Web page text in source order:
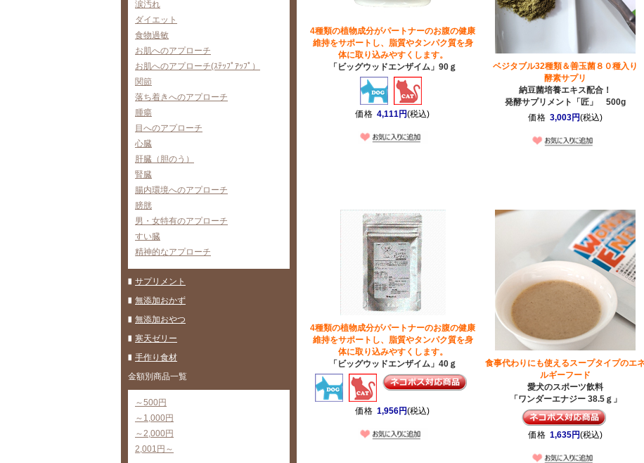
涙汚れ
ダイエット
食物過敏
お肌へのアプローチ
お肌へのアプローチ(ｽﾃｯﾌﾟｱｯﾌﾟ）
関節
落ち着きへのアプローチ
腫瘍
目へのアプローチ
心臓
肝臓（胆のう）
腎臓
腸内環境へのアプローチ
膀胱
男・女特有のアプローチ
すい臓
精神的なアプローチ
サプリメント
無添加おかず
無添加おやつ
寒天ゼリー
手作り食材
金額別商品一覧
～500円
～1,000円
～2,000円
2,001円～
4種類の植物成分がパートナーのお腹の健康
維持をサポートし、脂質やタンパク質を身
体に取り込みやすくします。
「ビッグウッドエンザイム」90ｇ
価格 4,111円(税込)
ベジタブル32種類＆善玉菌８０種入り
酵素サプリ
納豆菌培養エキス配合！
発酵サプリメント「匠」 500g
価格 3,003円(税込)
4種類の植物成分がパートナーのお腹の健康
維持をサポートし、脂質やタンパク質を身
体に取り込みやすくします。
「ビッグウッドエンザイム」40ｇ
価格 1,956円(税込)
食事代わりにも使えるスープタイプのエ
ルギーフード
愛犬のスポーツ飲料
「ワンダーエナジー 38.5ｇ」
価格 1,635円(税込)